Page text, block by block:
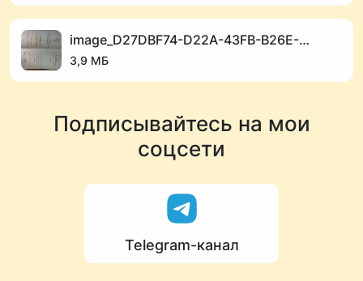
image_D27DBF74-D22A-43FB-B26E-0F78F050D9A4_1768912716.jpeg
3,9 МБ
Подписывайтесь на мои
соцсети
Telegram-канал